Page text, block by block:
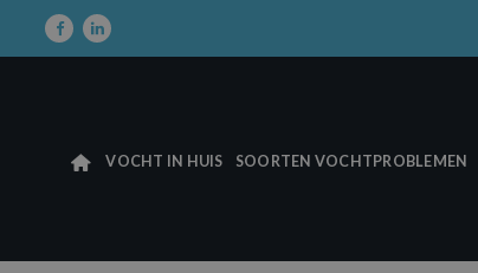
VOCHT IN HUIS SOORTEN VOCHTPROBLEMEN